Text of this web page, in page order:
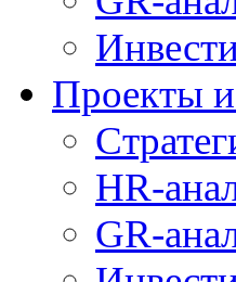
Проекты
HR-
GR-